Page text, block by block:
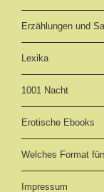
Erzählungen und
Lexika
1001 Nacht
Erotische Ebooks
Welches Format
Impressum